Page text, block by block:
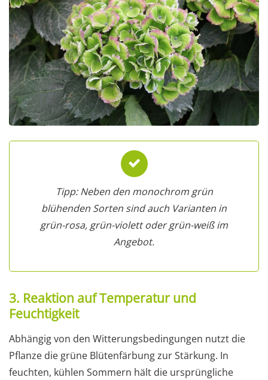
Tipp: Neben den monochrom grün
blühenden Sorten sind auch Varianten in
grün-rosa, grün-violett oder grün-weiß im
Angebot.
3. Reaktion auf Temperatur und
Feuchtigkeit
Abhängig von den Witterungsbedingungen nutzt die
Pflanze die grüne Blütenfärbung zur Stärkung. In
feuchten, kühlen Sommern hält die ursprüngliche